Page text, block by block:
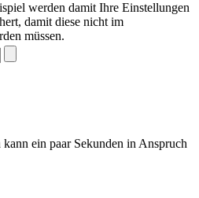
werden damit Ihre Einstellungen
damit diese nicht im
müssen.
kann ein paar Sekunden in Anspruch